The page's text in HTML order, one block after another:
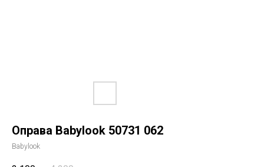
Оправа Babylook 50731 062
Babylook